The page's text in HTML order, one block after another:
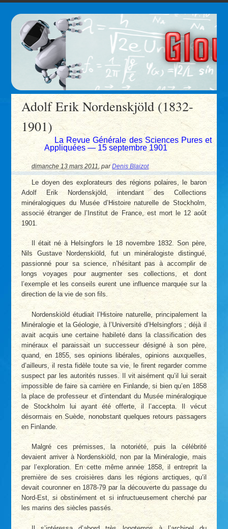
Adolf Erik Nordenskjöld (1832-
1901)
La Revue Générale des Sciences Pures et
Appliquées — 15 septembre 1901
dimanche 13 mars 2011 ,parDenis Blaizot
Le doyen des explorateurs des régions polaires, le baron
Adolf Erik Nordenskjöld, intendant des Collections
minéralogiques du Musée d’Histoire naturelle de Stockholm,
associé étranger de l’Institut de France, est mort le 12 août
1901.
Il était né à Helsingfors le 18 novembre 1832. Son père,
Nils Gustave Nordenskiöld, fut un minéralogiste distingué,
passionné pour sa science, n’hésitant pas à accomplir de
longs voyages pour augmenter ses collections, et dont
l’exemple et les conseils eurent une influence marquée sur la
direction de la vie de son fils.
Nordenskiöld étudiait l’Histoire naturelle, principalement la
Minéralogie et la Géologie, à l’Université d’Helsingfors ; déjà il
avait acquis une certaine habileté dans la classification des
minéraux el paraissait un successeur désigné à son père,
quand, en 1855, ses opinions libérales, opinions auxquelles,
d’ailleurs, il resta fidèle toute sa vie, le firent regarder comme
suspect par les autorités russes. Il vit aisément qu’il lui serait
impossible de faire sa carrière en Finlande, si bien qu’en 1858
la place de professeur et d’intendant du Musée minéralogique
de Stockholm lui ayant été offerte, il l’accepta. Il vécut
désormais en Suède, nonobstant quelques retours passagers
en Finlande.
Malgré ces prémisses, la notoriété, puis la célébrité
devaient arriver à Nordenskiöld, non par la Minéralogie, mais
par l’exploration. En cette même année 1858, il entreprit la
première de ses croisières dans les régions arctiques, qu’il
devait couronner en 1878-79 par la découverte du passage du
Nord-Est, si obstinément et si infructueusement cherché par
les marins des siècles passés.